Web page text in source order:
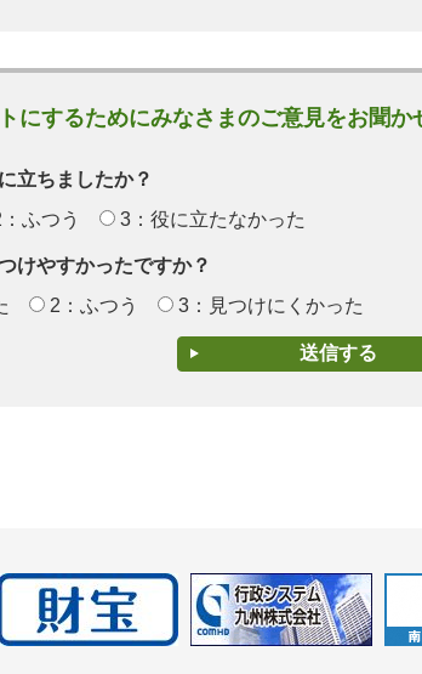
にするためにみなさまのご意見をお聞か
立ちましたか？
ふつう 3：役に立たなかった
けやすかったですか？
2：ふつう 3：見つけにくかった